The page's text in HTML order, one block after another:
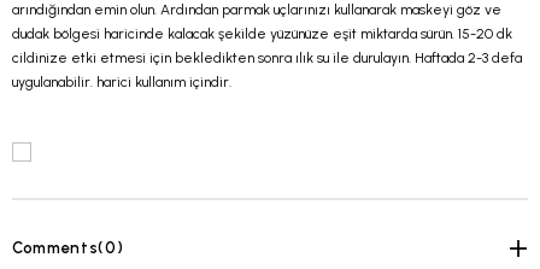
arındığından emin olun. Ardından parmak uçlarınızı kullanarak maskeyi göz ve
dudak bölgesi haricinde kalacak şekilde yüzünüze eşit miktarda sürün. 15-20 dk
cildinize etki etmesi için bekledikten sonra ılık su ile durulayın. Haftada 2-3 defa
uygulanabilir. harici kullanım içindir.
Comments(0)